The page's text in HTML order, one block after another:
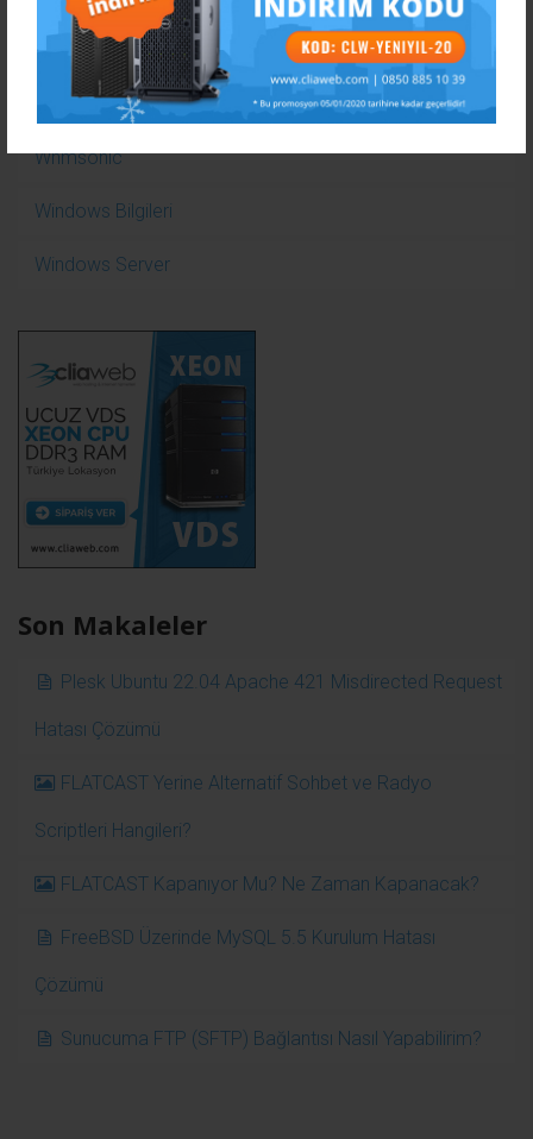
Webtasarım Programları
WHM Dökümanları
Whmsonic
Windows Bilgileri
Windows Server
Son Makaleler
Plesk Ubuntu 22.04 Apache 421 Misdirected Request
Hatası Çözümü
FLATCAST Yerine Alternatif Sohbet ve Radyo
Scriptleri Hangileri?
FLATCAST Kapanıyor Mu? Ne Zaman Kapanacak?
FreeBSD Üzerinde MySQL 5.5 Kurulum Hatası
Çözümü
Sunucuma FTP (SFTP) Bağlantısı Nasıl Yapabilirim?